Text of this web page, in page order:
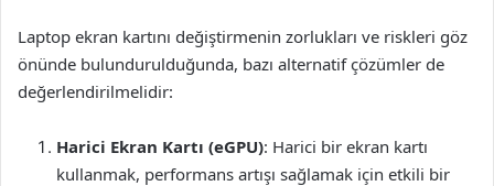
Laptop ekran kartını değiştirmenin zorlukları ve riskleri göz
önünde bulundurulduğunda, bazı alternatif çözümler de
değerlendirilmelidir:
Harici Ekran Kartı (eGPU): Harici bir ekran kartı
kullanmak, performans artışı sağlamak için etkili bir